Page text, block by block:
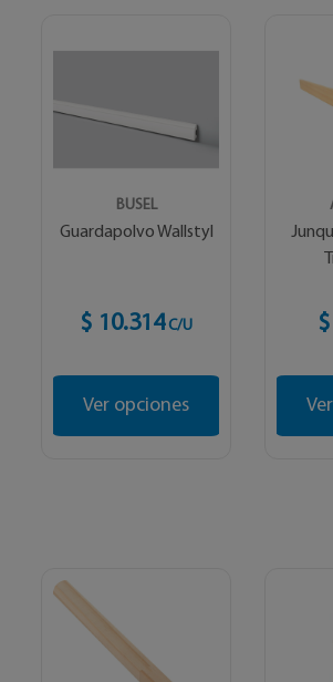
BUSEL
Guardapolvo Wallstyl
$ 10.314 C/U
Ver opciones